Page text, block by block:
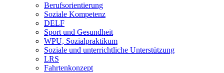
Berufsorientierung
Soziale Kompetenz
DELF
Sport und Gesundheit
WPU, Sozialpraktikum
Soziale und unterrichtliche Unterstützung
LRS
Fahrtenkonzept